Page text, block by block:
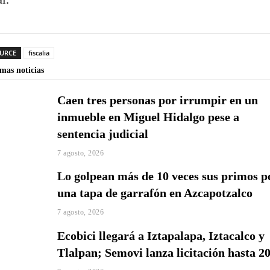
fiscalia
noticias
Caen tres personas por irrumpir en un
inmueble en Miguel Hidalgo pese a
sentencia judicial
7 agosto, 2026
Lo golpean más de 10 veces sus primos
una tapa de garrafón en Azcapotzalco
7 agosto, 2026
Ecobici llegará a Iztapalapa, Iztacalco y
Tlalpan; Semovi lanza licitación hasta